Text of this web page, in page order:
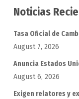
Noticias
Tasa Oficial de
August 7, 2026
Anuncia Estados
August 6, 2026
Exigen relatores y